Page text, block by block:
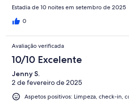
Estadia de 10 noites em setembro de 2025
0
Avaliação verificada
10/10 Excelente
Jenny S.
2 de fevereiro de 2025
Aspetos positivos: Limpeza, check-in,